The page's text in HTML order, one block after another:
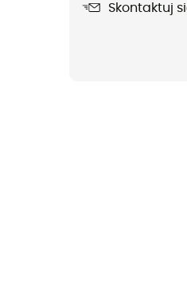
Skontaktuj